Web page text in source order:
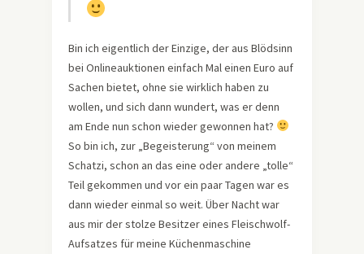
Bin ich eigentlich der Einzige, der aus Blödsinn
bei Onlineauktionen einfach Mal einen Euro auf
Sachen bietet, ohne sie wirklich haben zu
wollen, und sich dann wundert, was er denn
am Ende nun schon wieder gewonnen hat?
So bin ich, zur „Begeisterung“ von meinem
Schatzi, schon an das eine oder andere „tolle“
Teil gekommen und vor ein paar Tagen war es
dann wieder einmal so weit. Über Nacht war
aus mir der stolze Besitzer eines Fleischwolf-
Aufsatzes für meine Küchenmaschine